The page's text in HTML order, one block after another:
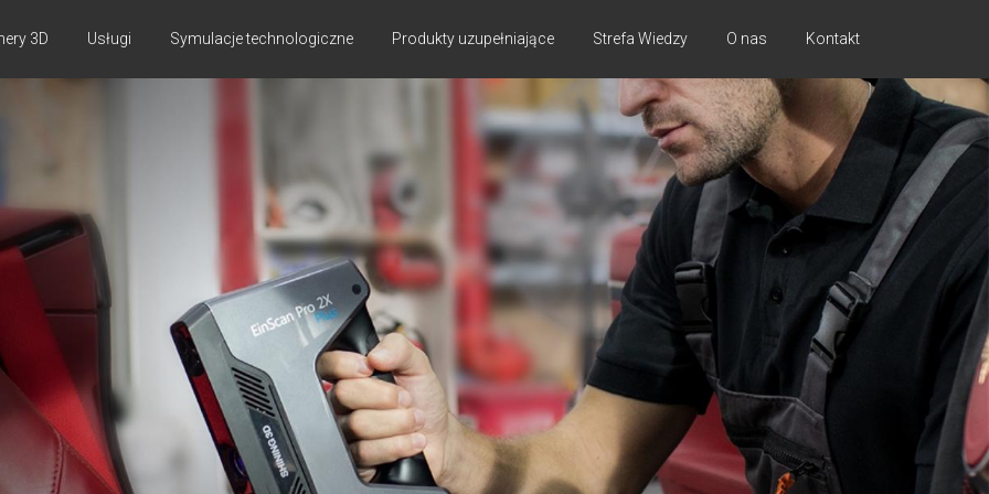
3D Usługi Symulacje technologiczne Produkty uzupełniające Strefa Wiedzy O nas Kontakt